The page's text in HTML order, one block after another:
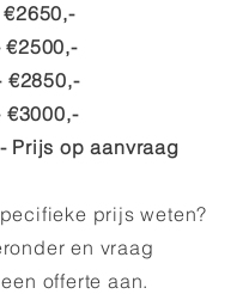
op aanvraag
prijs weten?
en vraag
offerte aan.